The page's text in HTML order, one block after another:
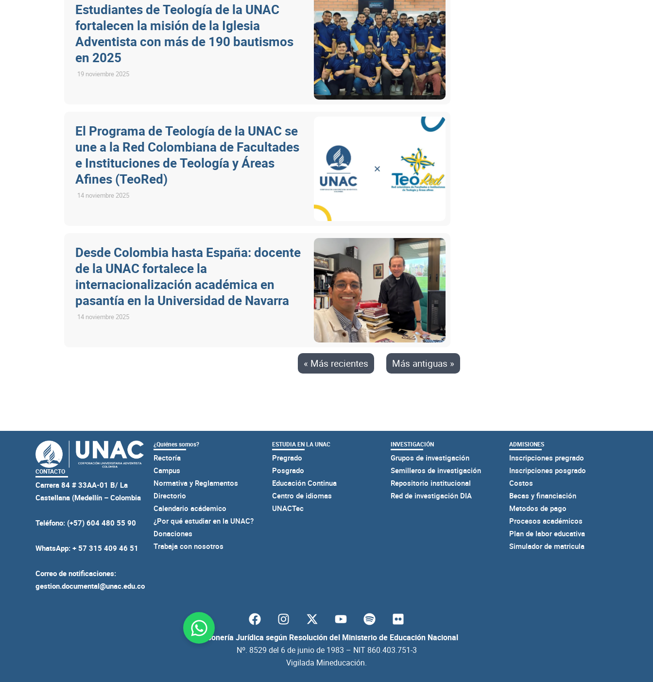
Estudiantes de Teología de la UNAC
fortalecen la misión de la Iglesia
Adventista con más de 190 bautismos
en 2025
19 noviembre 2025
El Programa de Teología de la UNAC se
une a la Red Colombiana de Facultades
e Instituciones de Teología y Áreas
Afines (TeoRed)
14 noviembre 2025
Desde Colombia hasta España: docente
de la UNAC fortalece la
internacionalización académica en
pasantía en la Universidad de Navarra
14 noviembre 2025
« Más recientes Más antiguas »
CONTACTO
Carrera 84 # 33AA-01 B/ La
Castellana (Medellín – Colombia
Teléfono: (+57) 604 480 55 90
WhatsApp: + 57 315 409 46 51
Correo de notificaciones:
gestion.documental@unac.edu.co
¿Quiénes somos?
Rectoría
Campus
Normativa y Reglamentos
Directorio
Calendario acádemico
¿Por qué estudiar en la UNAC?
Donaciones
Trabaja con nosotros
ESTUDIA EN LA UNAC
Pregrado
Posgrado
Educación Continua
Centro de idiomas
UNACTec
INVESTIGACIÓN
Grupos de investigación
Semilleros de investigación
Repositorio institucional
Red de investigación DIA
ADMISIONES
Inscripciones pregrado
Inscripciones posgrado
Costos
Becas y financiación
Metodos de pago
Procesos académicos
Plan de labor educativa
Simulador de matricula
Personería Jurídica según Resolución del Ministerio de Educación Nacional
Nº. 8529 del 6 de junio de 1983 – NIT 860.403.751-3
Vigilada Mineducación.
F
a
c
e
I
n
s
t
a
Y
o
u
t
u
S
p
o
t
F
l
i
c